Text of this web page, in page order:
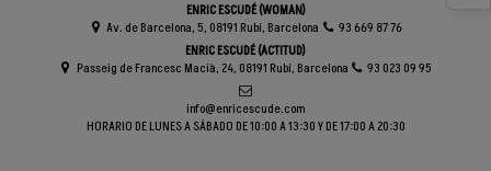
ENRIC ESCUDÉ (WOMAN)
Av. de Barcelona, 5, 08191 Rubí, Barcelona
93 669 87 76
ENRIC ESCUDÉ (ACTITUD)
Passeig de Francesc Macià, 24, 08191 Rubí, Barcelona
93 023 09 95
info@enricescude.com
HORARIO DE LUNES A SÁBADO DE 10:00 A 13:30 Y DE 17:00 A 20:30